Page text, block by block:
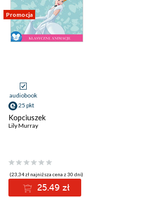
Promocja
audiobook
25 pkt
Kopciuszek
Lily Murray
(23,34 zł najniższa cena z 30 dni)
25.49 zł